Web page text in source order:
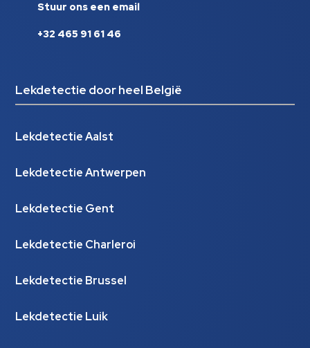
Stuur ons een email
+32 465 91 61 46
Lekdetectie door heel België
Lekdetectie Aalst
Lekdetectie Antwerpen
Lekdetectie Gent
Lekdetectie Charleroi
Lekdetectie Brussel
Lekdetectie Luik